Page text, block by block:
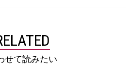
せて読みたい